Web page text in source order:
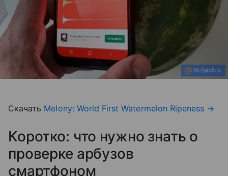
Скачать Melony: World First Watermelon Ripeness →
Коротко: что нужно знать о
проверке арбузов
смартфоном